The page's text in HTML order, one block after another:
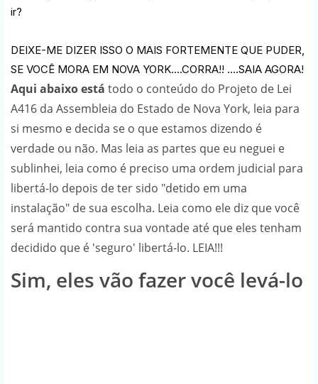
ir?
DEIXE-ME DIZER ISSO O MAIS FORTEMENTE QUE PUDER,
SE VOCÊ MORA EM NOVA YORK....CORRA!! ....SAIA AGORA!
Aqui abaixo está todo o conteúdo do Projeto de Lei
A416 da Assembleia do Estado de Nova York, leia para
si mesmo e decida se o que estamos dizendo é
verdade ou não. Mas leia as partes que eu neguei e
sublinhei, leia como é preciso uma ordem judicial para
libertá-lo depois de ter sido "detido em uma
instalação" de sua escolha. Leia como ele diz que você
será mantido contra sua vontade até que eles tenham
decidido que é 'seguro' libertá-lo. LEIA!!!
Sim, eles vão fazer você levá-lo